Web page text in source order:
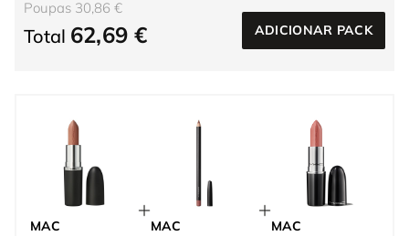
Poupas 30,86 €
Total 62,69 € ADICIONAR PACK
MAC
MAC
MAC